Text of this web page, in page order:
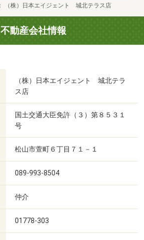
（株）日本エイジェント 城北テラス店
不動産会社情報
（株）日本エイジェント 城北テラ
ス店
国土交通大臣免許（３）第８５３１
号
松山市萱町６丁目７１－１
089-993-8504
仲介
01778-303